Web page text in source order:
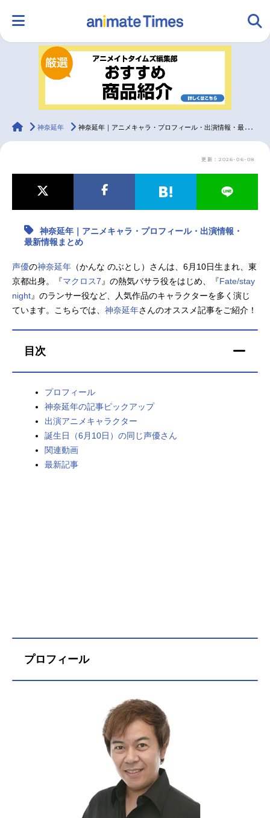
ランキング アニメ
ラジオ グッズ
最新記事一覧
アニメ記事一覧 声優記事一覧
アニメ映画一覧 実写化映画一覧
今期アニメ曜日別一覧
男性声優/女性声優一覧
FOLLOW US
animateTimes
神奈延年 神奈延年｜アニメキャラ・プロフィール・出演情報・最新情報まとめ
更新：2026-06-08
神奈延年｜アニメキャラ・プロフィール・出演情報・
最新情報まとめ
声優の神奈延年 （かんな のぶとし）さんは、6月10日生まれ、東
京都出身。『マクロス7 』の熱気バサラ役をはじめ、『Fate/stay
night』のランサー役など、人気作品のキャラクターを多く演じ
ています。こちらでは、 神奈延年さんのオススメ記事をご紹介！
目次
プロフィール
神奈延年の記事ピックアップ
出演アニメキャラクター
誕生日（6月10日）の同じ声優さん
関連動画
最新記事
プロフィール